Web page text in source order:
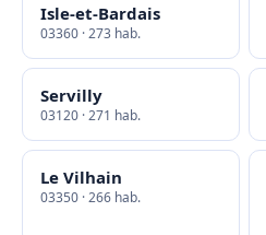
Isle-et-Bardais
03360 · 273 hab.
Servilly
03120 · 271 hab.
Le Vilhain
03350 · 266 hab.